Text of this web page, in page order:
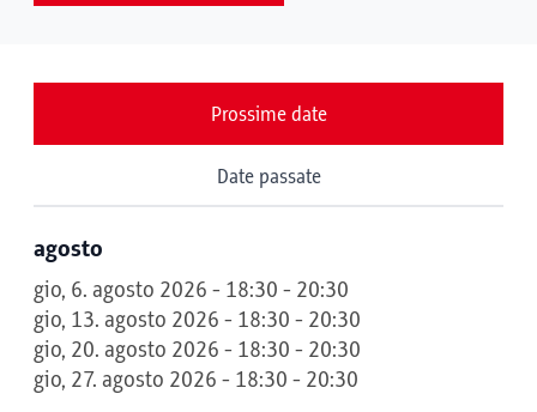
Prossime date
Date passate
agosto
gio, 6. agosto 2026 - 18:30 - 20:30
gio, 13. agosto 2026 - 18:30 - 20:30
gio, 20. agosto 2026 - 18:30 - 20:30
gio, 27. agosto 2026 - 18:30 - 20:30